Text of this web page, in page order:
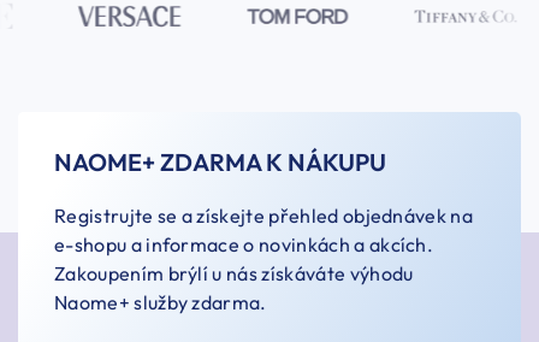
NAOME+ ZDARMA K NÁKUPU
Registrujte se a získejte přehled objednávek na
e-shopu a informace o novinkách a akcích.
Zakoupením brýlí u nás získáváte výhodu
Naome+ služby zdarma.